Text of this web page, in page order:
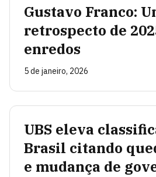
Gustavo Franco:
retrospecto de
enredos
5 de janeiro, 2026
UBS eleva
Brasil citando
e mudança de